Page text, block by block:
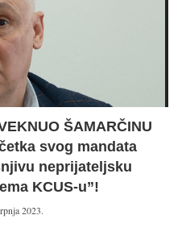
ŠAMARČINU
svog mandata
neprijateljsku
KCUS-u”!
2023.